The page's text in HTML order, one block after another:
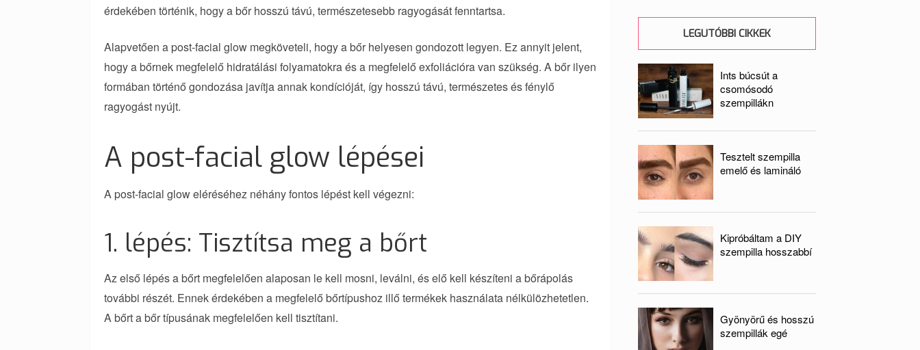
érdekében történik, hogy a bőr hosszú távú, természetesebb ragyogását fenntartsa.
Alapvetően a post-facial glow megköveteli, hogy a bőr helyesen gondozott legyen. Ez annyit jelent,
hogy a bőrnek megfelelő hidratálási folyamatokra és a megfelelő exfoliációra van szükség. A bőr ilyen
formában történő gondozása javítja annak kondícióját, így hosszú távú, természetes és fénylő
ragyogást nyújt.
A post-facial glow lépései
A post-facial glow eléréséhez néhány fontos lépést kell végezni:
1. lépés: Tisztítsa meg a bőrt
Az első lépés a bőrt megfelelően alaposan le kell mosni, leválni, és elő kell készíteni a bőrápolás
további részét. Ennek érdekében a megfelelő bőrtípushoz illő termékek használata nélkülözhetetlen.
A bőrt a bőr típusának megfelelően kell tisztítani.
LEGUTÓBBI CIKKEK
Ints búcsút a
csomósodó
szempillákn
Tesztelt szempilla
emelő és lamináló
Kipróbáltam a DIY
szempilla hosszabbí
Gyönyörű és hosszú
szempillák egé